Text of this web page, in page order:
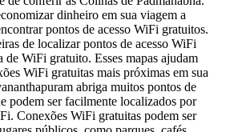
dinheiro em sua viagem a
pontos de acesso WiFi gratuitos.
de localizar pontos de acesso WiFi
de WiFi gratuito. Esses mapas ajudam
WiFi gratuitas mais próximas em sua
abriga muitos pontos de
podem ser facilmente localizados por
Conexões WiFi gratuitas podem ser